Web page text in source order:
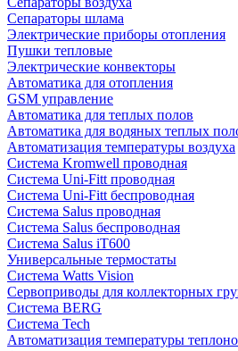
Сепараторы шлама
Электрические приборы отопления
Пушки тепловые
Электрические конвекторы
Автоматика для отопления
GSM управление
Автоматика для теплых полов
Автоматика для водяных теплых
Автоматизация температуры воздуха
Система Kromwell проводная
Система Uni-Fitt проводная
Система Uni-Fitt беспроводная
Система Salus проводная
Система Salus беспроводная
Система Salus iT600
Универсальные термостаты
Система Watts Vision
Сервоприводы для коллекторных
Система BERG
Система Tech
Автоматизация температуры